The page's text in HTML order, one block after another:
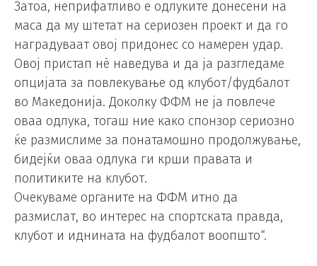
Затоа, неприфатливо е одлуките донесени на
маса да му штетат на сериозен проект и да го
наградуваат овој придонес со намерен удар.
Овој пристап нè наведува и да ја разгледаме
опцијата за повлекување од клубот/фудбалот
во Македонија. Доколку ФФМ не ја повлече
оваа одлука, тогаш ние како спонзор сериозно
ќе размислиме за понатамошно продолжување,
бидејќи оваа одлука ги крши правата и
политиките на клубот.
Очекуваме органите на ФФМ итно да
размислат, во интерес на спортската правда,
клубот и иднината на фудбалот воопшто“.